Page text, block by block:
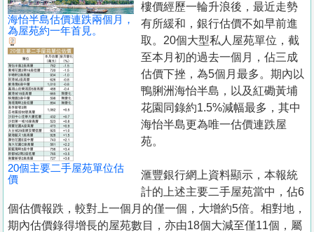
手
冊
關
於
我
們
海怡半島估價連跌兩個月，
為屋苑約一年首見。
20個主要二手屋苑單位估
價
樓價經歷一輪升浪後，最近走勢
有所緩和，銀行估價不如早前進
取。20個大型私人屋苑單位，截
至本月初的過去一個月，佔三成
估價下挫，為5個月最多。期內以
鴨脷洲海怡半島，以及紅磡黃埔
花園同錄約1.5%減幅最多，其中
海怡半島更為唯一估價連跌屋
苑。
滙豐銀行網上資料顯示，本報統
計的上述主要二手屋苑當中，佔6
個估價報跌，較對上一個月的僅一個，大增約5倍。相對地，
期內估價錄得增長的屋苑數目，亦由18個大減至僅11個，屬